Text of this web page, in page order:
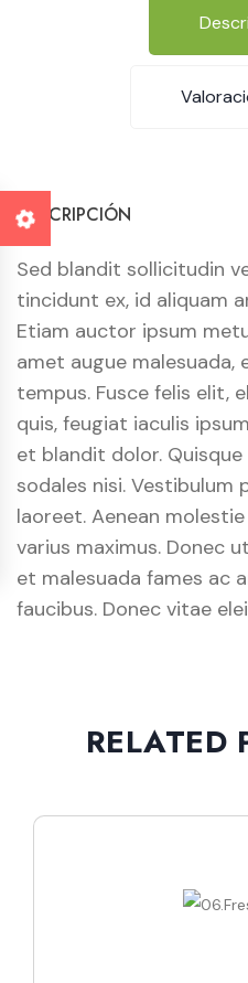
DESCRIPCIÓN
Sed blandit sollicitudin
tincidunt ex, id aliquam
Etiam auctor ipsum
amet augue
tempus. Fusce felis elit,
quis, feugiat iaculis
et blandit dolor. Quisque
sodales nisi.
laoreet. Aenean
varius maximus. Donec
et malesuada fames ac
faucibus. Donec vitae
RELATED